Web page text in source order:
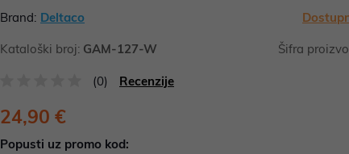
Brand: Deltaco
Kataloški broj: GAM-127-W Šifra
(0) Recenzije
24,90 €
Popusti uz promo kod: